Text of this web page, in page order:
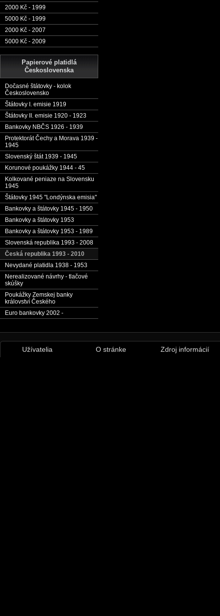
2000 Kč - 1999
5000 Kč - 1999
2000 Kč - 2007
5000 Kč - 2009
Papierové platidlá
Československa
Dočasné štátovky - kolok
Československo
Štátovky I. emisie 1919
Štátovky II. emisie 1920 - 1923
Bankovky NBČS 1926 - 1939
Protektorát Čechy a Morava 1939 -
1945
Slovenský štát 1939 - 1945
Korunové poukážky 1944 - 45
Kolkované peniaze na Slovensku
1945
Štátovky 1945 "Londýnska emisia"
Bankovky a štátovky 1945 - 1950
Bankovky a štátovky 1953
Bankovky a štátovky 1953 - 1989
Slovenská republika 1993 - 2008
Česká republika 1993 - 2010
Nevydané platidla 1938 - 1953
Nerealizované návrhy - tlačové
skúšky
Poukážky Zemskej banky
království Českého
Euro bankovky 2002 -
Užívatelia O stránke Zdroj informácií